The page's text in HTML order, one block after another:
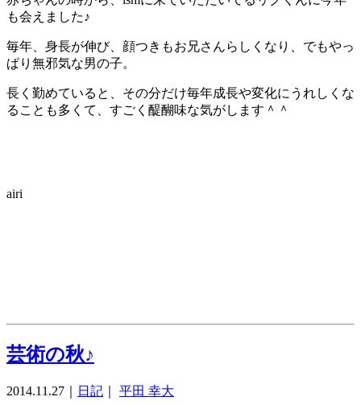
も会えました♪
毎年、身長が伸び、顔つきもお兄さんらしくなり、でもやっ
ぱり無邪気な男の子。
長く勤めていると、その分だけ毎年成長や変化にうれしくな
ることも多くて、すごく醍醐味な気がします＾＾
airi
芸術の秋♪
2014.11.27 日記 平田 幸大